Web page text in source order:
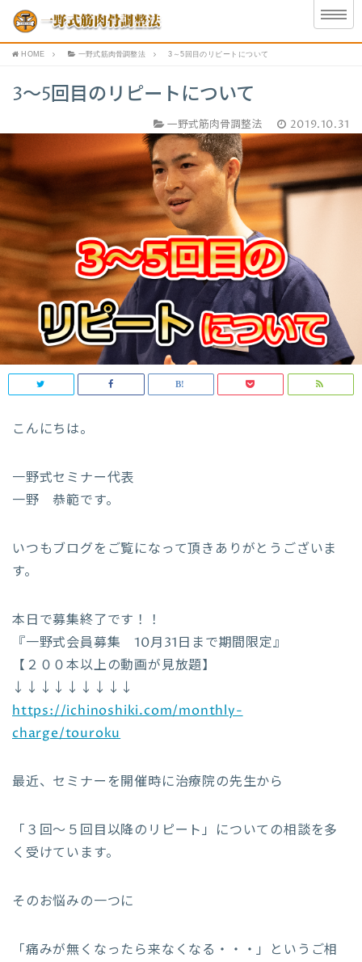
HOME 一野式筋肉骨調整法 3～5回目のリピートについて
3～5回目のリピートについて
一野式筋肉骨調整法 2019.10.31
こんにちは。
一野式セミナー代表
一野 恭範です。
いつもブログをご覧になって頂きありがとうございま
す。
本日で募集終了です！！
『一野式会員募集 10月31日まで期間限定』
【２００本以上の動画が見放題】
↓↓↓↓↓↓↓↓↓
https://ichinoshiki.com/monthly-
charge/touroku
最近、セミナーを開催時に治療院の先生から
「３回〜５回目以降のリピート」についての相談を多
く受けています。
そのお悩みの一つに
「痛みが無くなったら来なくなる・・・」というご相